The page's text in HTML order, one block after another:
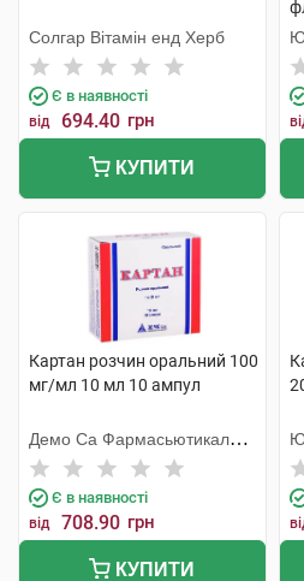
Солгар Вітамін енд Херб
Є в наявності
від 694.40 грн
КУПИТИ
Картан розчин оральний 100
мг/мл 10 мл 10 ампул
Демо Са Фармасьютикал
Індастрі
Є в наявності
від 708.90 грн
КУПИТИ